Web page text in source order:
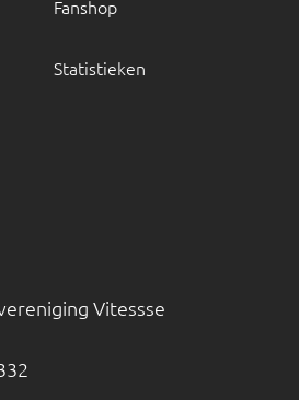
Fanshop
Statistieken
Vitessse